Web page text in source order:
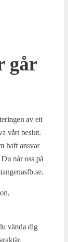
går
av ett
vårt beslut.
haft ansvar
når oss på
vända dig